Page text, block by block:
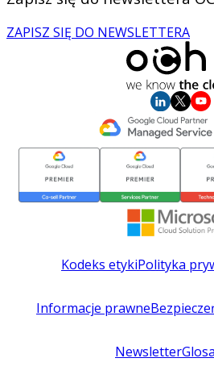
ZAPISZ SIĘ DO NEWSLETTERA
Kodeks etykiPolityka
Informacje prawne
Newsletter